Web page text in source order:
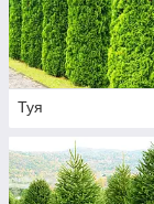
Туя